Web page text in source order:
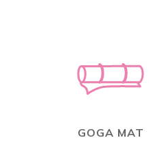
GOGA MAT